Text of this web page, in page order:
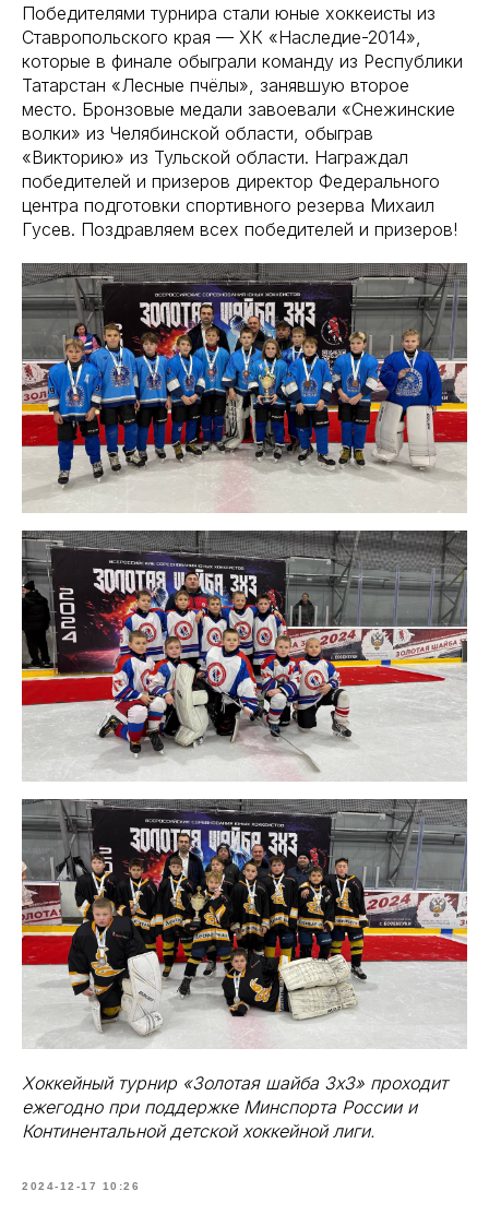
Победителями турнира стали юные хоккеисты из
Ставропольского края — ХК «Наследие-2014»,
которые в финале обыграли команду из Республики
Татарстан «Лесные пчёлы», занявшую второе
место. Бронзовые медали завоевали «Снежинские
волки» из Челябинской области, обыграв
«Викторию» из Тульской области. Награждал
победителей и призеров директор Федерального
центра подготовки спортивного резерва Михаил
Гусев. Поздравляем всех победителей и призеров!
Хоккейный турнир «Золотая шайба 3х3» проходит
ежегодно при поддержке Минспорта России и
Континентальной детской хоккейной лиги.
2024-12-17 10:26